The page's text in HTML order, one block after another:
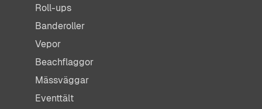
Roll-ups
Banderoller
Vepor
Beachflaggor
Mässväggar
Eventtält